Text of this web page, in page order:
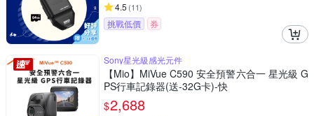
4.5 (11)
挑戰低價 券
Sony星光級感光元件
【Mio】MiVue C590 安全預警六合一 星光級 G
PS行車記錄器(送-32G卡)-快
$2,688